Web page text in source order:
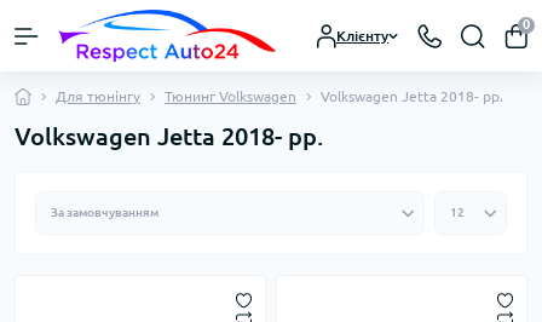
Клієнту
0
Для тюнінгу Тюнинг Volkswagen Volkswagen Jetta 2018- рр.
Volkswagen Jetta 2018- рр.